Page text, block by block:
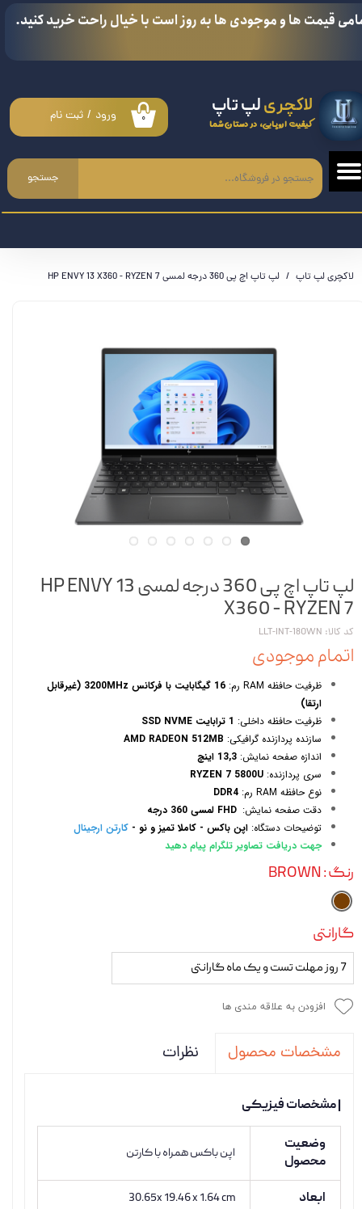
لاکچریلپ تاپ
کیفیت اروپایی، در دستان شما
جستجو
۰ ورود / ثبت نام
حساب کاربری من
سفارشات
خروج از حساب کاربری
قیمت ها و موجودی ها به روز است با خیال راحت خرید کنید.
لاکچری لپ تاپ لپ تاپ اچ پی 360 درجه لمسی HP ENVY 13 X360 - RYZEN 7
لپ تاپ اچ پی 360 درجه لمسی HP ENVY 13
X360 - RYZEN 7
کد کالا: LLT-INT-18OWN
اتمام موجودی
ظرفیت حافظه RAM رم:
16 گیگابایت با فرکانس 3200MHz (غیرقابل
ارتقا)
ظرفیت حافظه داخلی: 1 ترابایت SSD NVME
سازنده پردازنده گرافیکی: AMD RADEON 512MB
اندازه صفحه نمایش: 13,3 اینچ
سری پردازنده: RYZEN 7 5800U
نوع حافظه RAM رم:
DDR4
دقت صفحه نمایش: FHD لمسی 360 درجه
توضیحات دستگاه: اپن باکس - کاملا تمیز و نو - کارتن ارجینال
جهت دریافت تصاویر تلگرام پیام دهید
رنگ: BROWN
گارانتی
7 روز مهلت تست و یک ماه گارانتی
افزودن به علاقه مندی ها
مشخصات محصول نظرات
| مشخصات فیزیکی
وضعیت
محصول
اپن باکس همراه با کارتن
ابعاد 30.65x 19.46 x 1.64 cm